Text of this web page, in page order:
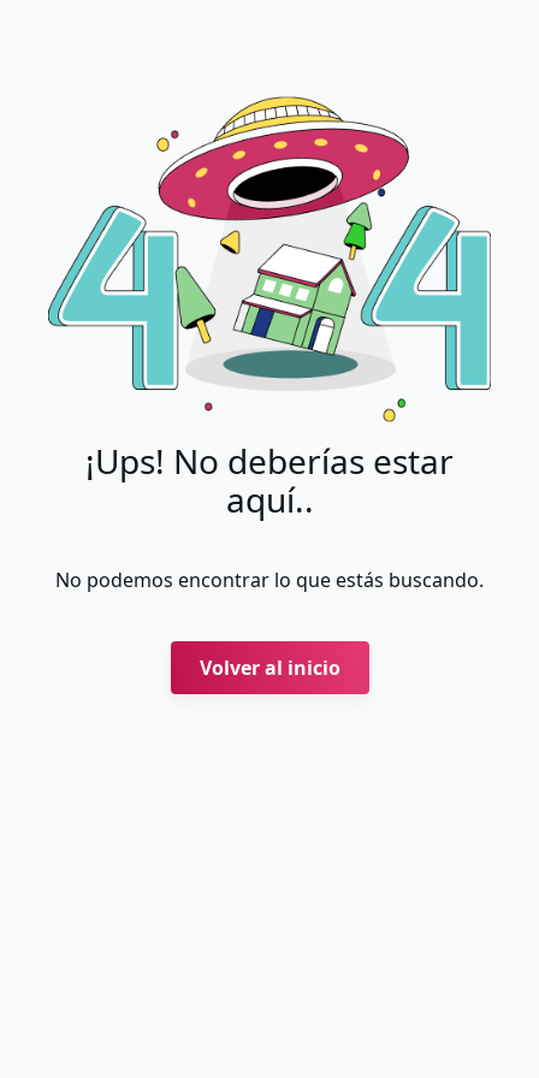
¡Ups! No deberías estar
aquí..
No podemos encontrar lo que estás buscando.
Volver al inicio